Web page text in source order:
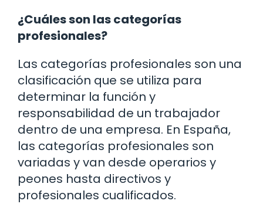
¿Cuáles son las categorías
profesionales?
Las categorías profesionales son una
clasificación que se utiliza para
determinar la función y
responsabilidad de un trabajador
dentro de una empresa. En España,
las categorías profesionales son
variadas y van desde operarios y
peones hasta directivos y
profesionales cualificados.